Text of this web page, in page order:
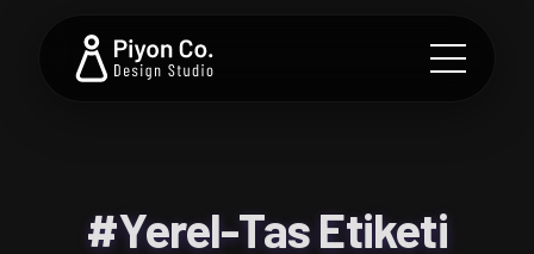
#Yerel-Tas Etiketi